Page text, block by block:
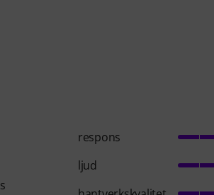
respons
ljud